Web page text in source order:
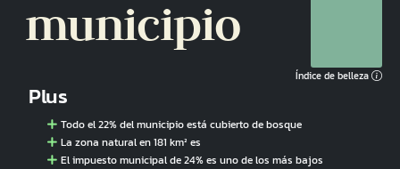
municipio
Índice de belleza
Plus
Todo el 22% del municipio está cubierto de bosque
La zona natural en 181 km² es
El impuesto municipal de 24% es uno de los más bajos